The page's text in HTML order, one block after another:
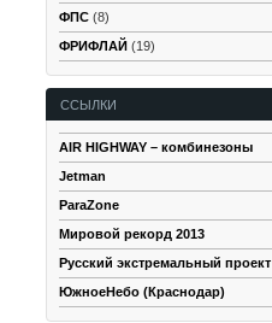
ФПС (8)
ФРИФЛАЙ (19)
ССЫЛКИ
AIR HIGHWAY – комбинезоны
Jetman
ParaZone
Мировой рекорд 2013
Русский экстремальный проект
ЮжноеНебо (Краснодар)